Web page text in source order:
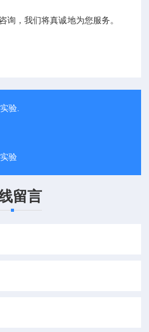
询，我们将真诚地为您服务。
验.
验
留言